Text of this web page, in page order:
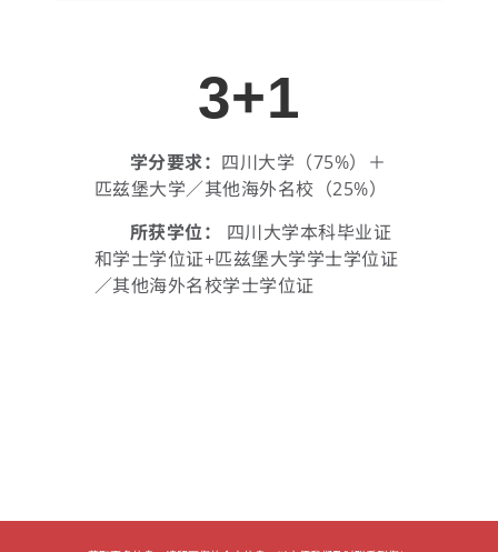
3+1
学分要求： 四川大学（75%）＋
匹兹堡大学／其他海外名校（25%）
所获学位：
四川大学本科毕业证
和学士学位证+匹兹堡大学学士学位证
／其他海外名校学士学位证